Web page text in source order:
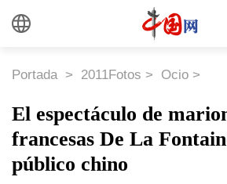
Portada > 2011Fotos > Ocio >
El espectáculo de
francesas De La
público chino